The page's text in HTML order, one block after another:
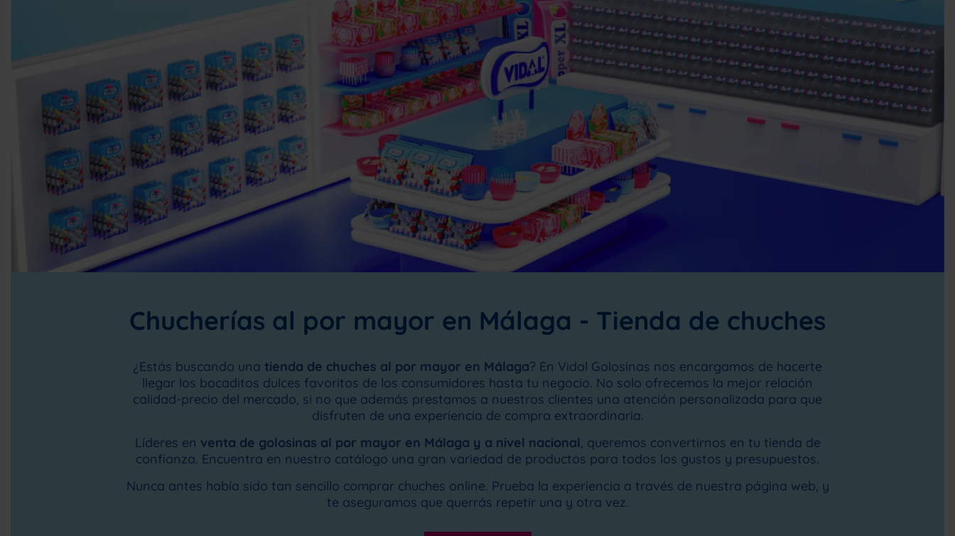
Chucherías al por mayor en Málaga - Tienda de chuches
¿Estás buscando una tienda de chuches al por mayor en Málaga? En Vidal Golosinas nos encargamos de hacerte
llegar los bocaditos dulces favoritos de los consumidores hasta tu negocio. No solo ofrecemos la mejor relación
calidad-precio del mercado, si no que además prestamos a nuestros clientes una atención personalizada para que
disfruten de una experiencia de compra extraordinaria.
Líderes en venta de golosinas al por mayor en Málaga y a nivel nacional, queremos convertirnos en tu tienda de
confianza. Encuentra en nuestro catálogo una gran variedad de productos para todos los gustos y presupuestos.
Nunca antes había sido tan sencillo comprar chuches online. Prueba la experiencia a través de nuestra página web, y
te aseguramos que querrás repetir una y otra vez.